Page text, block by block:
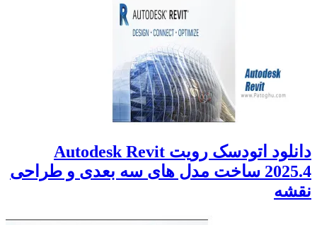
دانلود اتودسک رویت Autodesk Revit
2025.4 ساخت مدل های سه بعدی و طراحی
نقشه